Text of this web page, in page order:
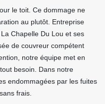
le toit. Ce dommage ne
au plutôt. Entreprise
Chapelle Du Lou et ses
de couvreur compétent
notre équipe met en
besoin. Dans notre
endommagées par les fuites
frais.